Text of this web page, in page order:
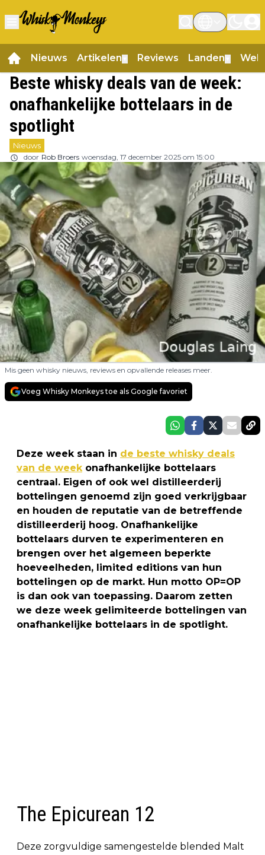
Nieuws Artikelen Reviews Landen
Beste whisky deals van de week:
onafhankelijke bottelaars in de
spotlight
Nieuws
door Rob Broers woensdag, 17 december 2025 om 15:00
Mis geen whisky nieuws, reviews en opvallende releases meer.
Voeg Whisky Monkeys toe als Google favoriet
Deze week staan in de beste whisky deals
van de week onafhankelijke bottelaars
centraal. Eigen of ook wel distilleerderij
bottelingen genoemd zijn goed verkrijgbaar
en houden de reputatie van de betreffende
distilleerderij hoog. Onafhankelijke
bottelaars durven te experimenteren en
brengen over het algemeen beperkte
hoeveelheden, limited editions van hun
bottelingen op de markt. Hun motto OP=OP
is dan ook van toepassing. Daarom zetten
we deze week gelimiteerde bottelingen van
onafhankelijke bottelaars in de spotlight.
The Epicurean 12
Deze zorgvuldige samengestelde blended Malt